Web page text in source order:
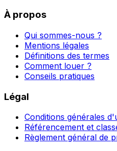
À propos
Qui sommes-nous ?
Mentions légales
Définitions des termes
Comment louer ?
Conseils pratiques
Légal
Conditions générales
Référencement et
Règlement général de